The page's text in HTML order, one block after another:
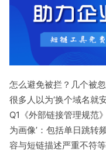
怎么避免被拦？几个被
很多人以为‘换个域名就
Q1《外部链接管理规范
为画像’：包括单日跳转
容与短链描述严重不符等